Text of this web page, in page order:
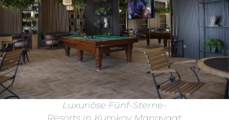
Luxuriöse Fünf-Sterne-